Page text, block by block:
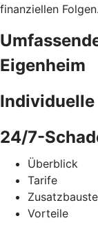
finanziellen Folgen.
Eigenheim
Individuelle
24/7-
Überblick
Tarife
Vorteile